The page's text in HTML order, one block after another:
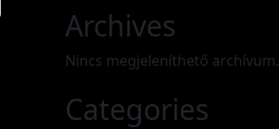
Archives
Nincs megjeleníthető archívum.
Categories